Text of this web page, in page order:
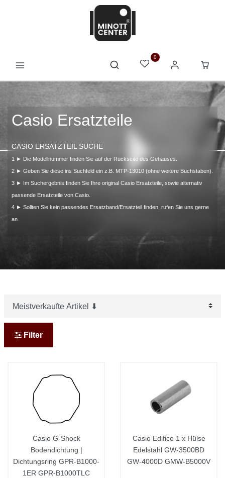
0
Casio Ersatzteile
CASIO ERSATZTEIL SUCHE
1 ► Die Modellnummer finden Sie auf der Rückseite des Gehäuses.
2 ► Geben Sie diese ins Suchfeld ein z.B. MTP-13010 (ohne weitere Buchstaben).
3 ► Im Suchergebnis finden Sie Ihre original Casio Ersatzteile, sowie alternativ
passende Ersatzteile von Casio.
4 ► Sollten Sie kein passendes Ersatzband/Ersatzteil finden, rufen Sie uns gerne
an.
Filter
Casio G-Shock
Bodendichtung |
Dichtungsring GPR-B1000-
1ER GPR-B1000TLC
Casio Edifice 1 x Hülse
Edelstahl GW-3500BD
GW-4000D GMW-B5000V